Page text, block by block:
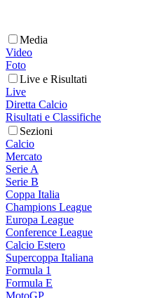
Media
Video
Foto
Live e Risultati
Live
Diretta Calcio
Risultati e Classifiche
Sezioni
Calcio
Mercato
Serie A
Serie B
Coppa Italia
Champions League
Europa League
Conference League
Calcio Estero
Supercoppa Italiana
Formula 1
Formula E
MotoGP